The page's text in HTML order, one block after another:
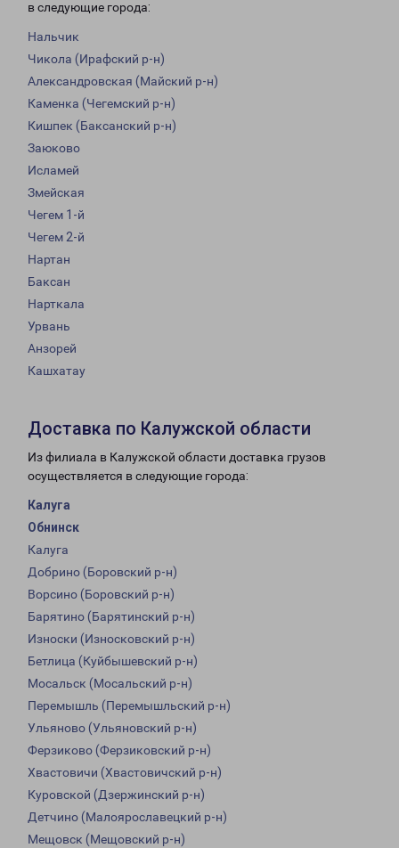
в следующие города:
Нальчик
Чикола (Ирафский р-н)
Александровская (Майский р-н)
Каменка (Чегемский р-н)
Кишпек (Баксанский р-н)
Заюково
Исламей
Змейская
Чегем 1-й
Чегем 2-й
Нартан
Баксан
Нарткала
Урвань
Анзорей
Кашхатау
Доставка по Калужской области
Из филиала в Калужской области доставка грузов
осуществляется в следующие города:
Калуга
Обнинск
Калуга
Добрино (Боровский р-н)
Ворсино (Боровский р-н)
Барятино (Барятинский р-н)
Износки (Износковский р-н)
Бетлица (Куйбышевский р-н)
Мосальск (Мосальский р-н)
Перемышль (Перемышльский р-н)
Ульяново (Ульяновский р-н)
Ферзиково (Ферзиковский р-н)
Хвастовичи (Хвастовичский р-н)
Куровской (Дзержинский р-н)
Детчино (Малоярославецкий р-н)
Мещовск (Мещовский р-н)